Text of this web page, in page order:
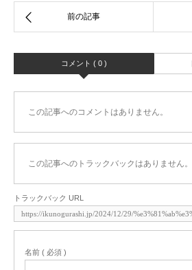
コメント ( 0 )
この記事へのコメントはありません。
この記事へのトラックバックはありません。
トラックバック URL
名前 ( 必須 )